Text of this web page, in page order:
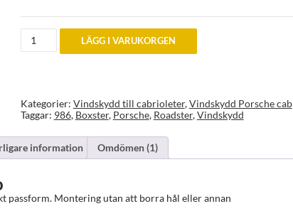
Vindskydd
Porsche
Boxster
LÄGG I VARUKORGEN
Kategorier: Vindskydd till cabrioleter,Vindskydd Porsche cab
Taggar: 986, Boxster, Porsche, Roadster,Vindskydd
information Omdömen (1)
passform. Montering utan att borra hål eller annan